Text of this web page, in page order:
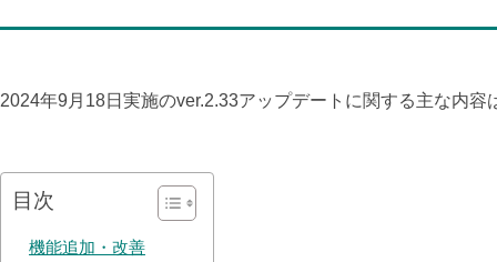
2024年9月18日実施のver.2.33アップデートに関する主な内容
目次
機能追加・改善